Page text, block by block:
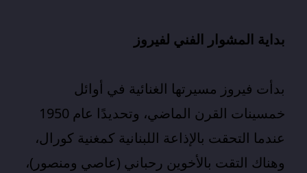
بداية المشوار الفني لفيروز
بدأت فيروز مسيرتها الغنائية في أوائل
خمسينات القرن الماضي، وتحديدًا عام 1950
عندما التحقت بالإذاعة اللبنانية كمغنية كورال،
وهناك التقت بالأخوين رحباني (عاصي ومنصور)،